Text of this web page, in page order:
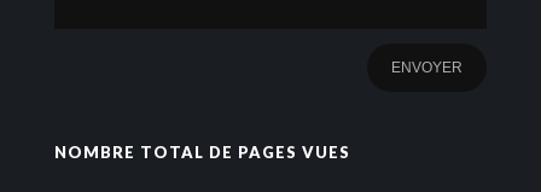
NOMBRE TOTAL DE PAGES VUES